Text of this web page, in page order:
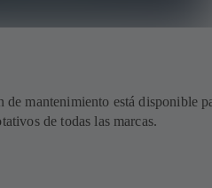
de mantenimiento está disponible
de todas las marcas.